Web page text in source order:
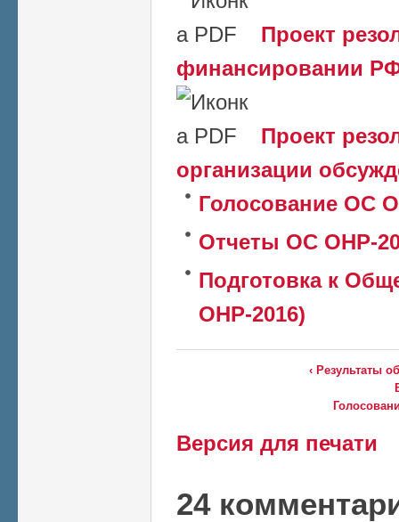
Проект
финансировании
Проект
организации
Голосование ОС
Отчеты ОС ОНР-
Подготовка к
ОНР-2016)
‹ Результаты
Версия для печати
24